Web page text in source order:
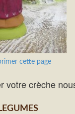
cette page
votre crèche